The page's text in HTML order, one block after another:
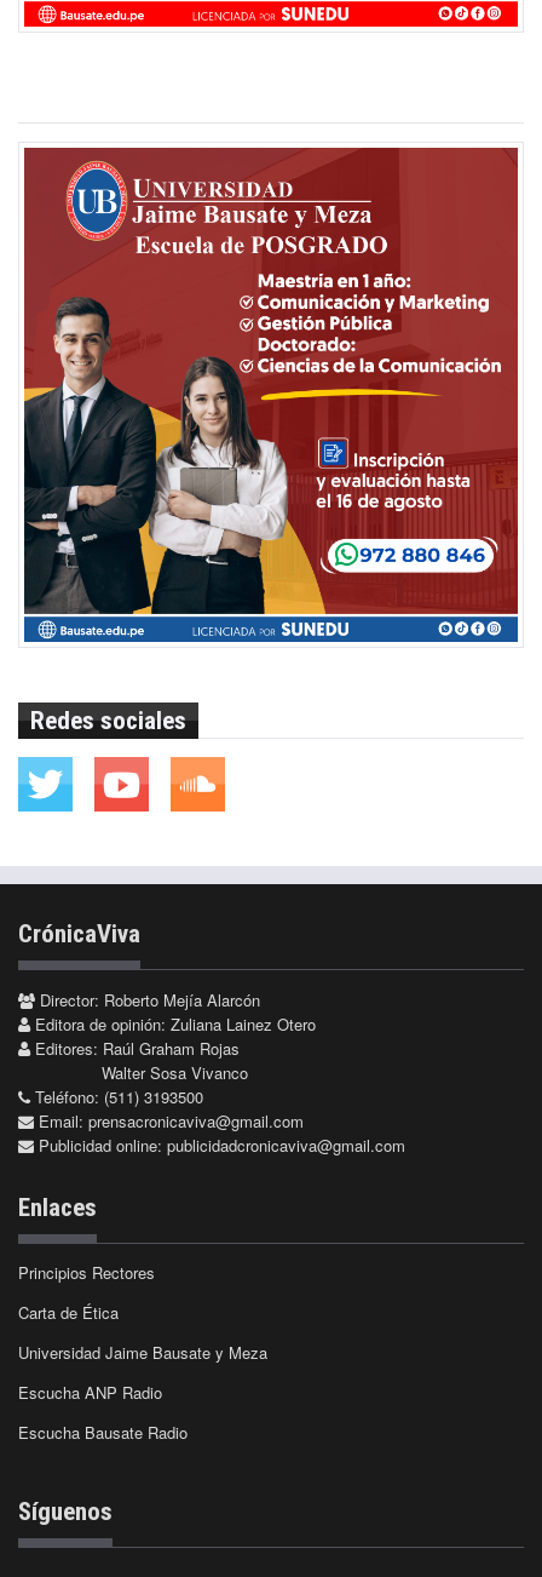
Redes sociales
CrónicaViva
Director: Roberto Mejía Alarcón
Editora de opinión: Zuliana Lainez Otero
Editores: Raúl Graham Rojas
Walter Sosa Vivanco
Teléfono: (511) 3193500
Email: prensacronicaviva@gmail.com
Publicidad online: publicidadcronicaviva@gmail.com
Enlaces
Principios Rectores
Carta de Ética
Universidad Jaime Bausate y Meza
Escucha ANP Radio
Escucha Bausate Radio
Síguenos